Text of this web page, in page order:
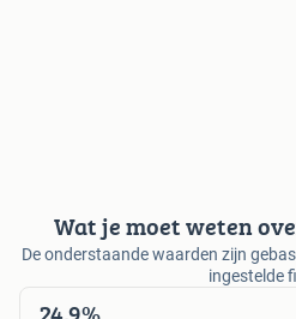
Wat je moet weten
De onderstaande waarden zijn
ingestelde